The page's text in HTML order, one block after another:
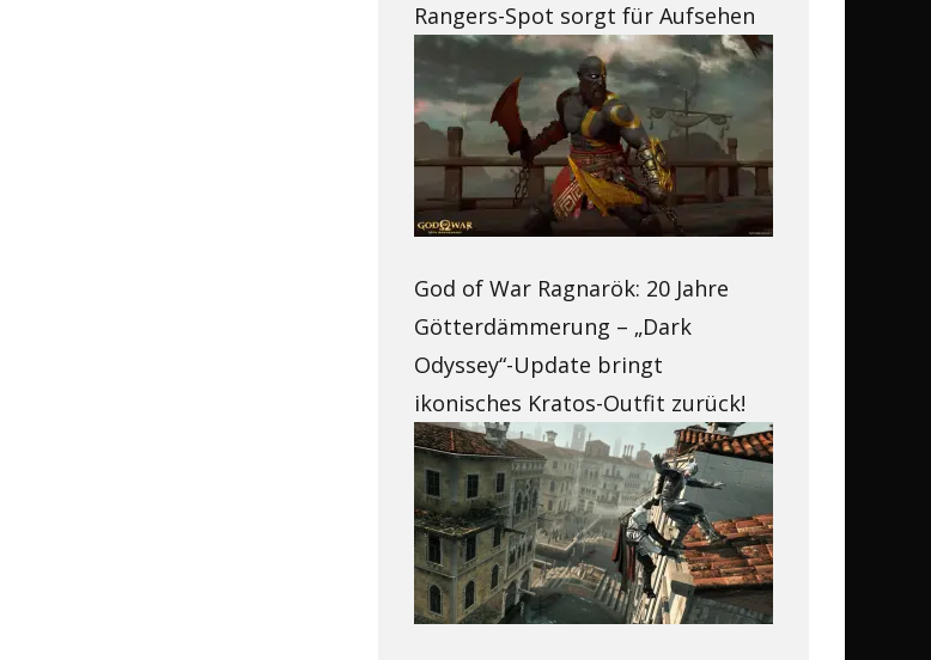
Rangers-Spot sorgt für Aufsehen
God of War Ragnarök: 20 Jahre
Götterdämmerung – „Dark
Odyssey“-Update bringt
ikonisches Kratos-Outfit zurück!